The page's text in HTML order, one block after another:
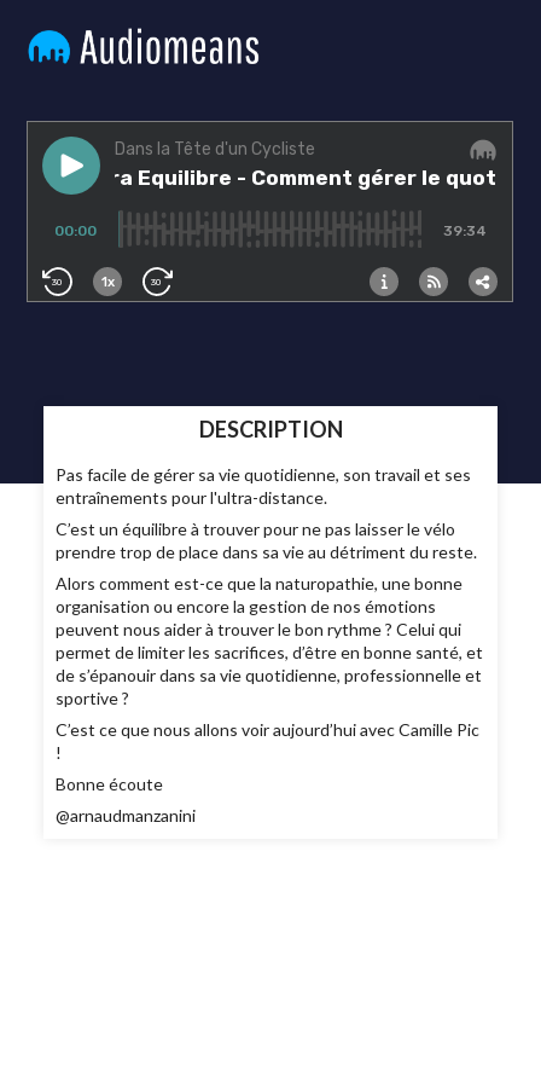
DESCRIPTION
Pas facile de gérer sa vie quotidienne, son travail et ses
entraînements pour l'ultra-distance.
C’est un équilibre à trouver pour ne pas laisser le vélo
prendre trop de place dans sa vie au détriment du reste.
Alors comment est-ce que la naturopathie, une bonne
organisation ou encore la gestion de nos émotions
peuvent nous aider à trouver le bon rythme ? Celui qui
permet de limiter les sacrifices, d’être en bonne santé, et
de s’épanouir dans sa vie quotidienne, professionnelle et
sportive ?
C’est ce que nous allons voir aujourd’hui avec Camille Pic
!
Bonne écoute
@arnaudmanzanini